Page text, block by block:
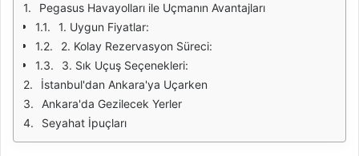
Pegasus Havayolları ile Uçmanın Avantajları
1. Uygun Fiyatlar:
2. Kolay Rezervasyon Süreci:
3. Sık Uçuş Seçenekleri:
İstanbul'dan Ankara'ya Uçarken
Ankara'da Gezilecek Yerler
Seyahat İpuçları